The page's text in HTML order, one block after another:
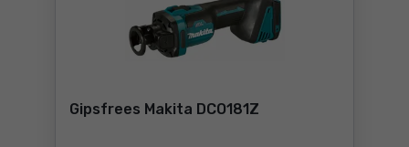
Gipsfrees Makita DCO181Z